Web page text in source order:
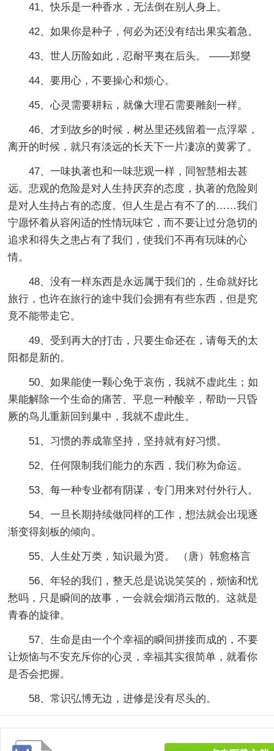
41、快乐是一种香水，无法倒在别人身上。
42、如果你是种子，何必为还没有结出果实着急。
43、世人历险如此，忍耐平夷在后头。 ——郑燮
44、要用心，不要操心和烦心。
45、心灵需要耕耘，就像大理石需要雕刻一样。
46、才到故乡的时候，树丛里还残留着一点浮翠，
离开的时候，就只有淡远的长天下一片凄凉的黄雾了。
47、一味执著也和一味悲观一样，同智慧相去甚
远。悲观的危险是对人生持厌弃的态度，执著的危险则
是对人生持占有的态度。但人生是占有不了的……我们
宁愿怀着从容闲适的性情玩味它，而不要让过分急切的
追求和得失之患占有了我们，使我们不再有玩味的心
情。
48、没有一样东西是永远属于我们的，生命就好比
旅行，也许在旅行的途中我们会拥有有些东西，但是究
竟不能带走它。
49、受到再大的打击，只要生命还在，请每天的太
阳都是新的。
50、如果能使一颗心免于哀伤，我就不虚此生；如
果能解除一个生命的痛苦、平息一种酸辛，帮助一只昏
厥的鸟儿重新回到巢中，我就不虚此生。
51、习惯的养成靠坚持，坚持就有好习惯。
52、任何限制我们能力的东西，我们称为命运。
53、每一种专业都有阴谋，专门用来对付外行人。
54、一旦长期持续做同样的工作，想法就会出现逐
渐变得刻板的倾向。
55、人生处万类，知识最为贤。 （唐）韩愈格言
56、年轻的我们，整天总是说说笑笑的，烦恼和忧
愁吗，只是瞬间的故事，一会就会烟消云散的。这就是
青春的旋律。
57、生命是由一个个幸福的瞬间拼接而成的，不要
让烦恼与不安充斥你的心灵，幸福其实很简单，就看你
是否会把握。
58、常识弘博无边，进修是没有尽头的。